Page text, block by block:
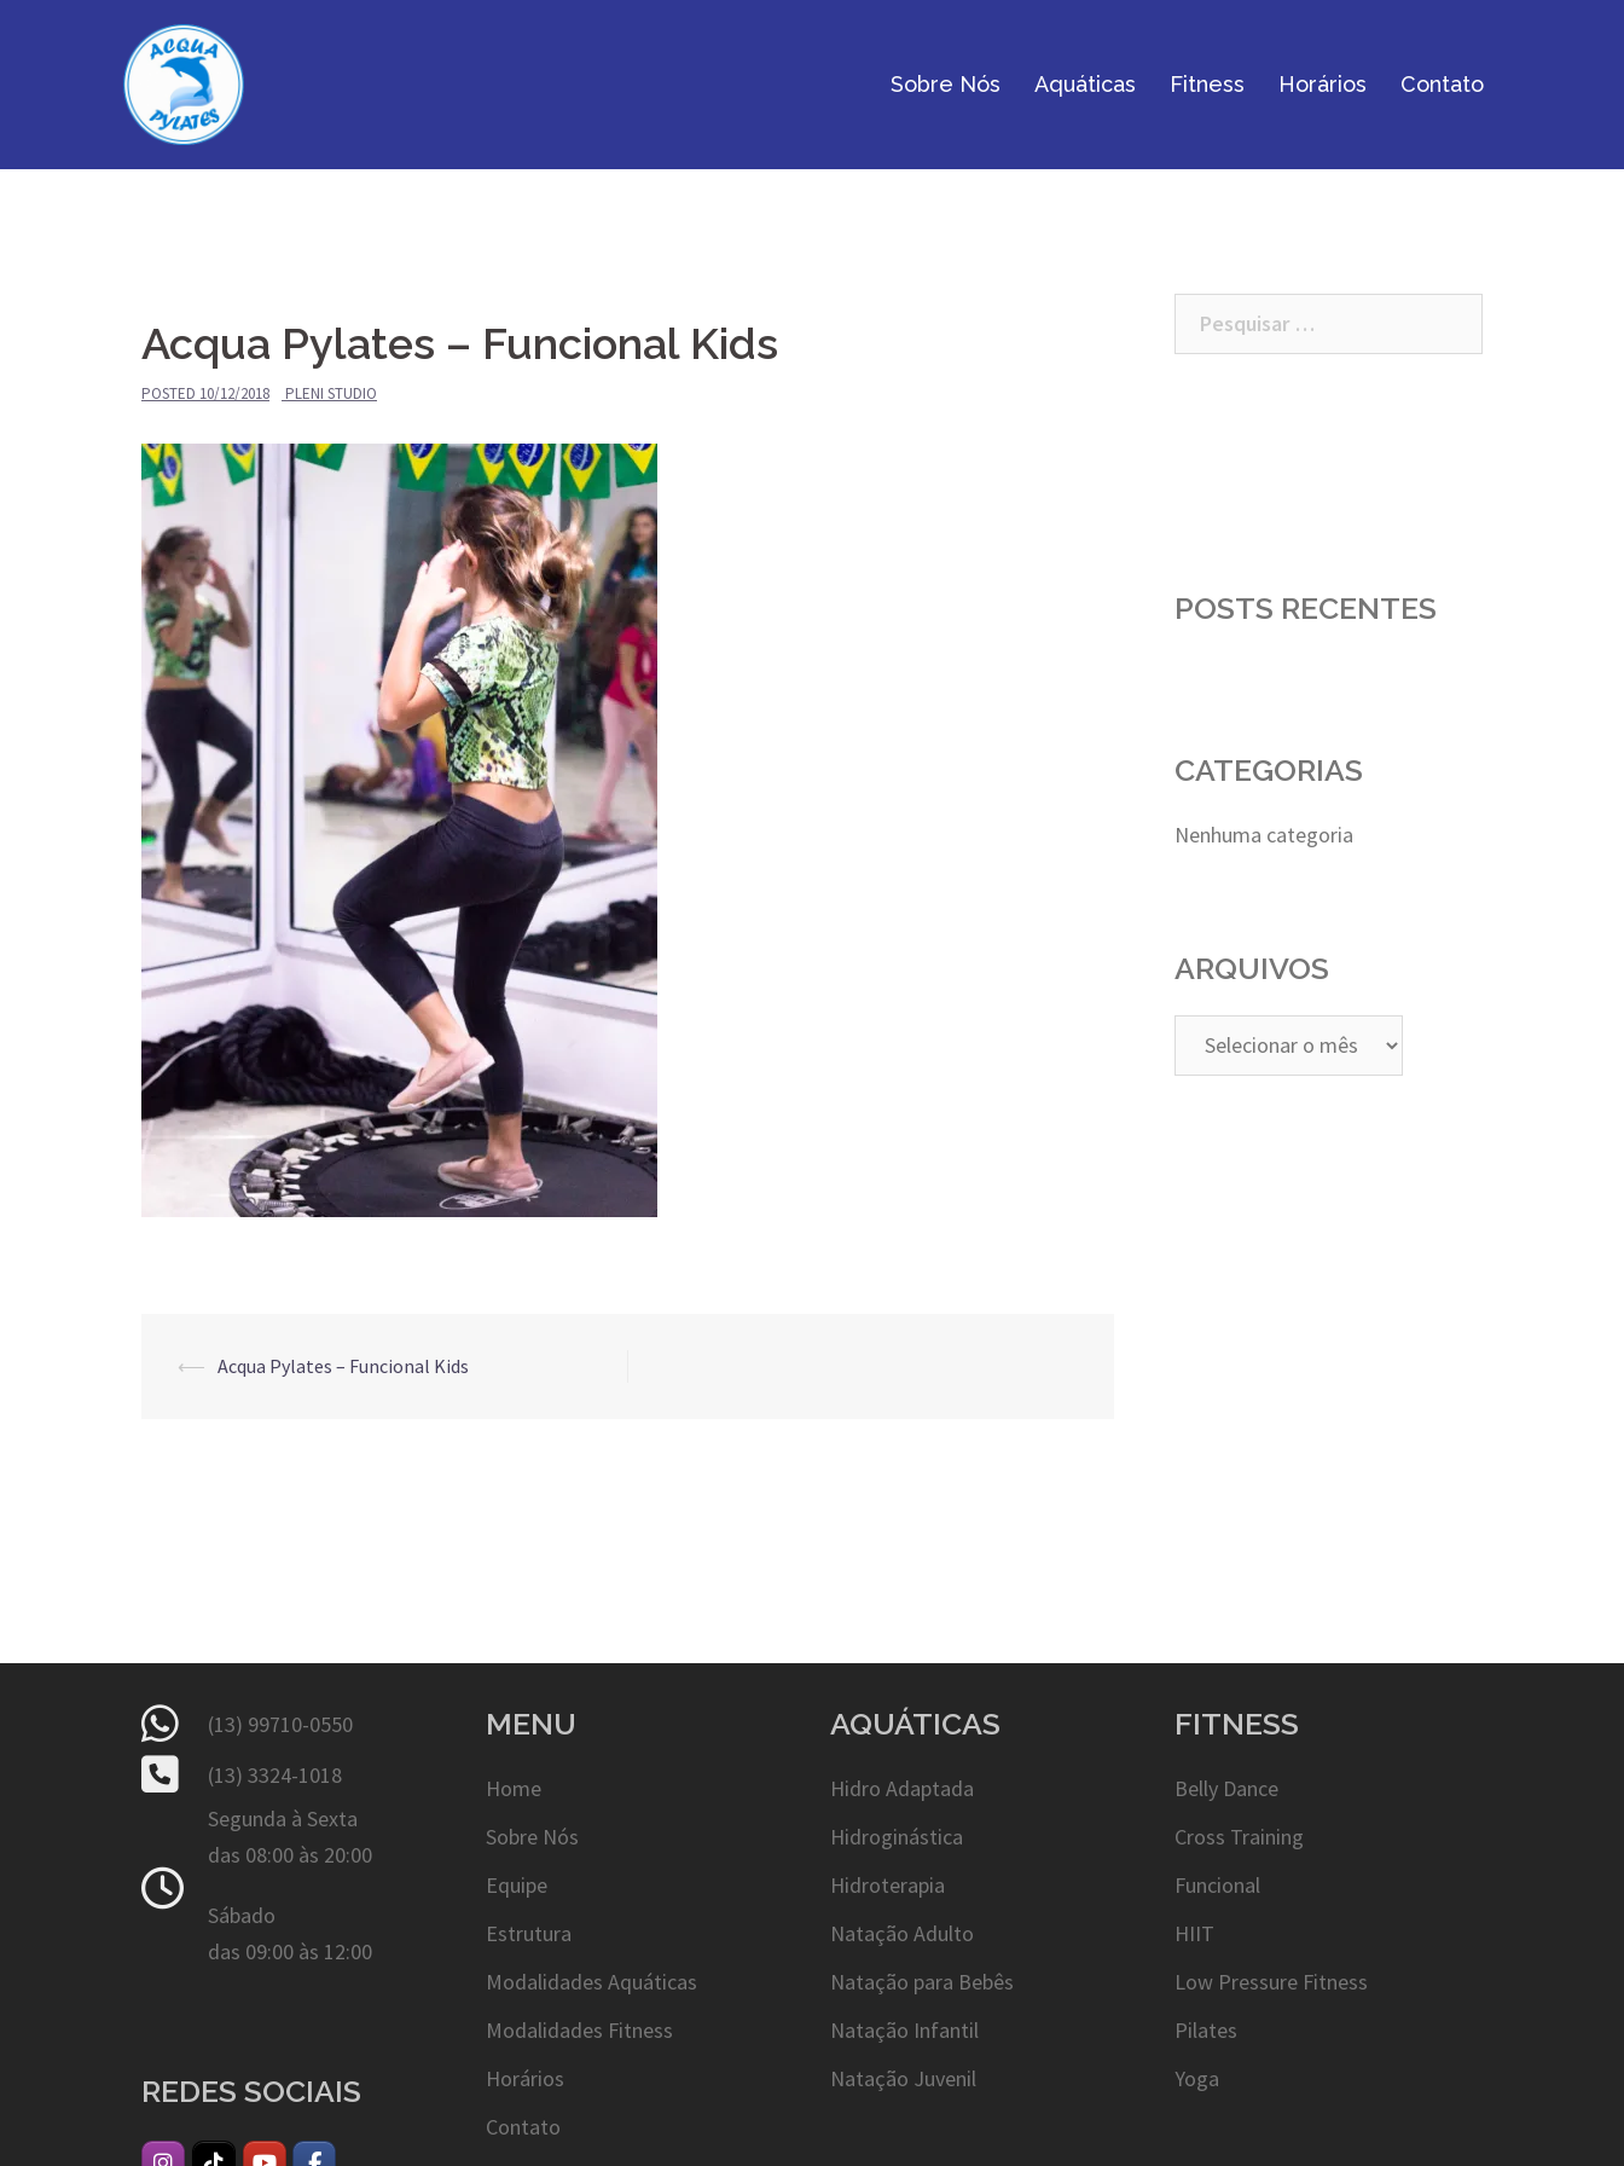
Sobre Nós Aquáticas Fitness Horários Contato
Acqua Pylates – Funcional Kids
POSTED 10/12/2018 PLENI STUDIO
Post
⟵ Acqua Pylates – Funcional Kids
Pesquisar
por:
POSTS RECENTES
CATEGORIAS
Nenhuma categoria
ARQUIVOS
Arquivos
(13) 99710-0550
(13) 3324-1018
Segunda à Sexta
das 08:00 às 20:00
Sábado
das 09:00 às 12:00
REDES SOCIAIS
MENU
Home
Sobre Nós
Equipe
Estrutura
Modalidades Aquáticas
Modalidades Fitness
Horários
Contato
AQUÁTICAS
Hidro Adaptada
Hidroginástica
Hidroterapia
Natação Adulto
Natação para Bebês
Natação Infantil
Natação Juvenil
FITNESS
Belly Dance
Cross Training
Funcional
HIIT
Low Pressure Fitness
Pilates
Yoga